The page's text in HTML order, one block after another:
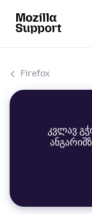
Firefox
კვლავ